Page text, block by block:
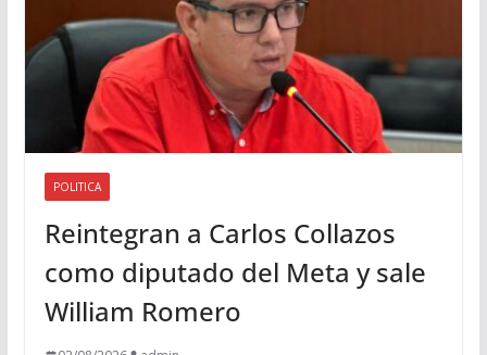
POLITICA
Reintegran a Carlos Collazos
como diputado del Meta y sale
William Romero